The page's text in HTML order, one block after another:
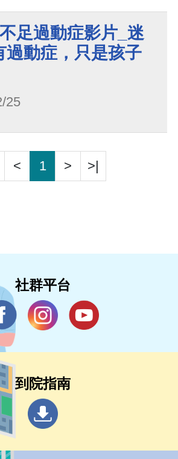
足過動症影片_迷
過動症，只是孩子
25
< 1 > >|
社群平台
到院指南